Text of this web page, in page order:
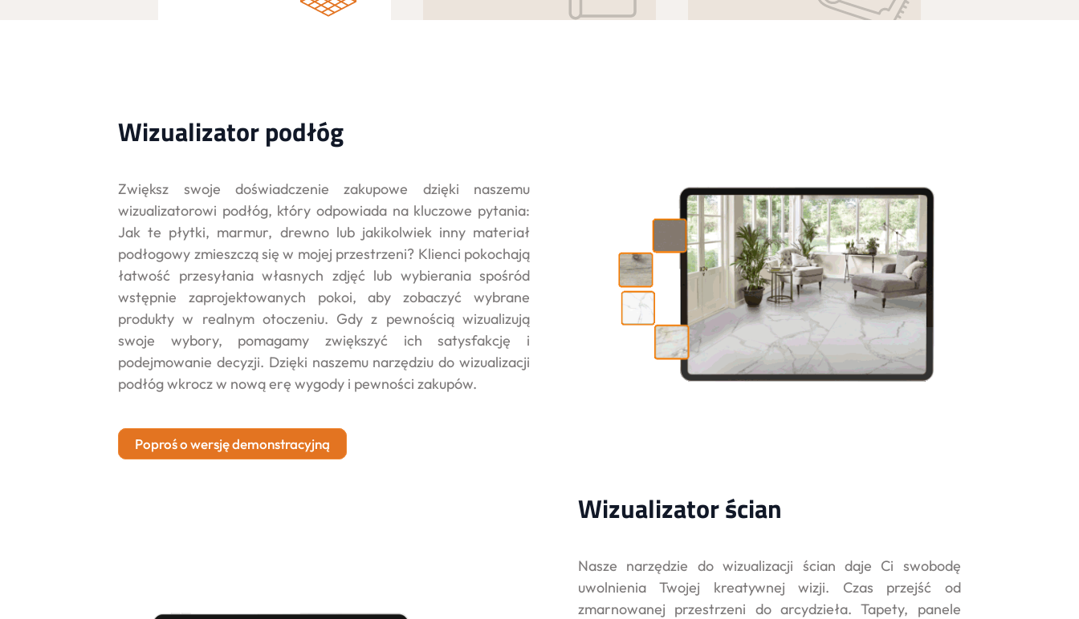
Wizualizator podłóg
Zwiększ swoje doświadczenie zakupowe dzięki naszemu
wizualizatorowi podłóg, który odpowiada na kluczowe pytania:
Jak te płytki, marmur, drewno lub jakikolwiek inny materiał
podłogowy zmieszczą się w mojej przestrzeni? Klienci pokochają
łatwość przesyłania własnych zdjęć lub wybierania spośród
wstępnie zaprojektowanych pokoi, aby zobaczyć wybrane
produkty w realnym otoczeniu. Gdy z pewnością wizualizują
swoje wybory, pomagamy zwiększyć ich satysfakcję i
podejmowanie decyzji. Dzięki naszemu narzędziu do wizualizacji
podłóg wkrocz w nową erę wygody i pewności zakupów.
Poproś o wersję demonstracyjną
Wizualizator ścian
Nasze narzędzie do wizualizacji ścian daje Ci swobodę
uwolnienia Twojej kreatywnej wizji. Czas przejść od
zmarnowanej przestrzeni do arcydzieła. Tapety, panele